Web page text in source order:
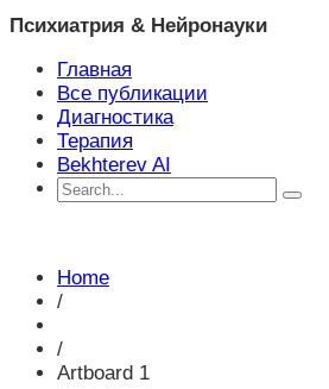
Психиатрия & Нейронауки
Главная
Все публикации
Диагностика
Терапия
Bekhterev AI
Home
/
/
Artboard 1